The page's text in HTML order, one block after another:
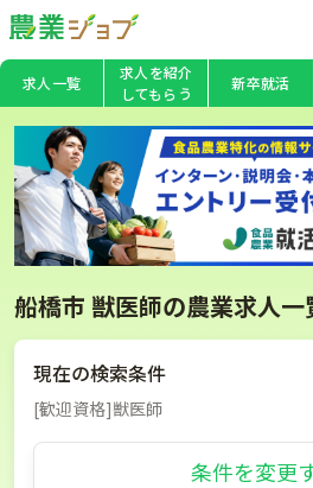
求人一覧
求人を紹介
してもらう
新卒就活
船橋市 獣医師の農業求人一
現在の検索条件
[歓迎資格]獣医師
条件を変更